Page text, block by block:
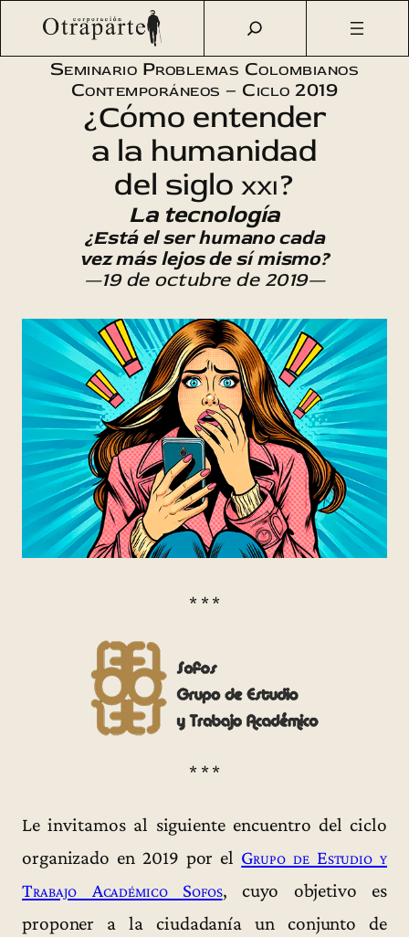
Saltar
contenido
Otraparte.org/ Agenda Cultural Sofos/
La tecnología: ¿el
humano cada vez más lejos de sí mismo?
Seminario Problemas Colombianos
Contemporáneos – Ciclo 2019
¿Cómo entender
a la humanidad
del sigloxxi?
La tecnología
¿Está el ser humano cada
vez más lejos de sí mismo?
—19 de octubre de 2019—
* * *
* * *
Le invitamos al siguiente encuentro del ciclo
organizado en 2019 por el Grupo de Estudio y
Trabajo Académico Sofos, cuyo objetivo es
proponer a la ciudadanía un conjunto de